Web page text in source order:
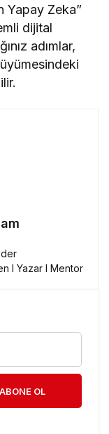
Yapay Zeka”
dijital
adımlar,
I Yazar I Mentor
ABONE OL